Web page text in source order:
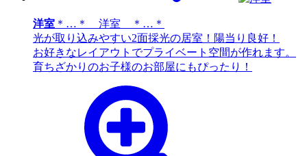
洋室 ＊…＊ 洋室 ＊…＊
光が取り込みやすい2面採光の居室！陽当り良好！
お好きなレイアウトでプライベート空間が作れます。
育ちざかりのお子様のお部屋にもぴったり！